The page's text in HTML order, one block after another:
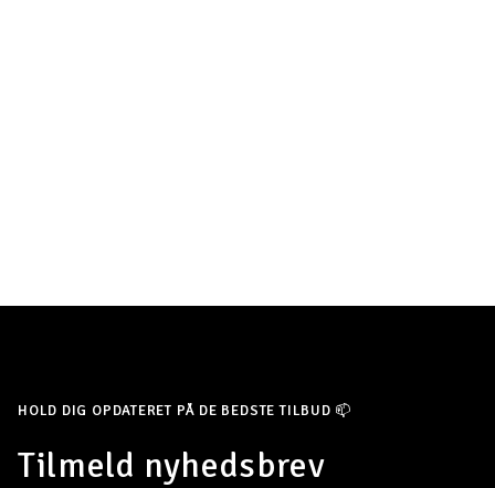
HOLD DIG OPDATERET PÅ DE BEDSTE TILBUD 📫
Tilmeld nyhedsbrev